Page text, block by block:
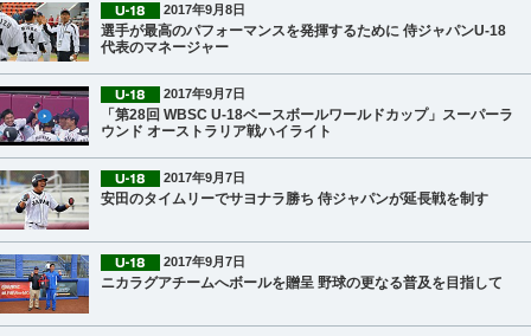
2017年9月8日
選手が最高のパフォーマンスを発揮するために 侍ジャパンU-18
代表のマネージャー
2017年9月7日
「第28回 WBSC U-18ベースボールワールドカップ」スーパーラ
ウンド オーストラリア戦ハイライト
2017年9月7日
安田のタイムリーでサヨナラ勝ち 侍ジャパンが延長戦を制す
2017年9月7日
ニカラグアチームへボールを贈呈 野球の更なる普及を目指して